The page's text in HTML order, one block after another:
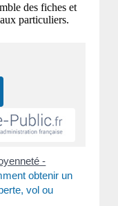
des fiches et
particuliers.
-
obtenir un
vol ou